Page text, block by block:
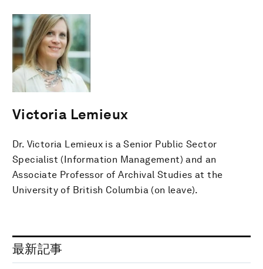
Victoria Lemieux
Dr. Victoria Lemieux is a Senior Public Sector
Specialist (Information Management) and an
Associate Professor of Archival Studies at the
University of British Columbia (on leave).
最新記事